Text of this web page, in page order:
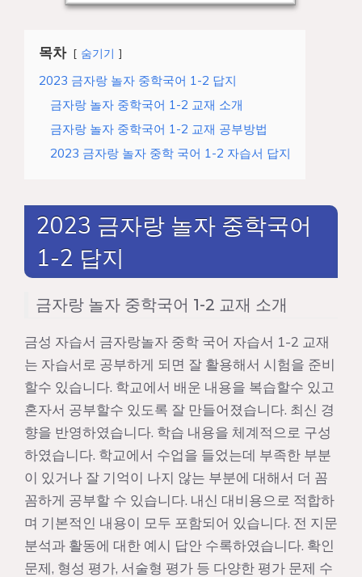
목차 숨기기
2023 금자랑 놀자 중학국어 1-2 답지
금자랑 놀자 중학국어 1-2 교재 소개
금자랑 놀자 중학국어 1-2 교재 공부방법
2023 금자랑 놀자 중학 국어 1-2 자습서 답지
2023 금자랑 놀자 중학국어
1-2 답지
금자랑 놀자 중학국어 1-2 교재 소개
금성 자습서 금자랑놀자 중학 국어 자습서 1-2 교재
는 자습서로 공부하게 되면 잘 활용해서 시험을 준비
할수 있습니다. 학교에서 배운 내용을 복습할수 있고
혼자서 공부할수 있도록 잘 만들어졌습니다. 최신 경
향을 반영하였습니다. 학습 내용을 체계적으로 구성
하였습니다. 학교에서 수업을 들었는데 부족한 부분
이 있거나 잘 기억이 나지 않는 부분에 대해서 더 꼼
꼼하게 공부할 수 있습니다. 내신 대비용으로 적합하
며 기본적인 내용이 모두 포함되어 있습니다. 전 지문
분석과 활동에 대한 예시 답안 수록하였습니다. 확인
문제, 형성 평가, 서술형 평가 등 다양한 평가 문제 수